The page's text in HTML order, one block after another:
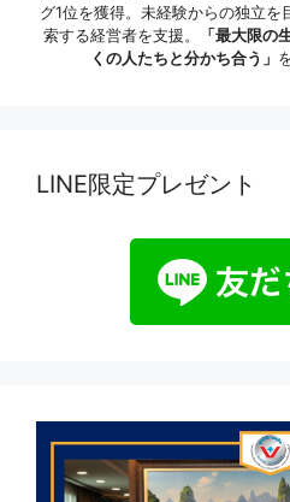
グ1位を獲得。未経験からの独立
索する経営者を支援。
「最大限の
くの人たちと分かち合う」
LINE限定プレゼント